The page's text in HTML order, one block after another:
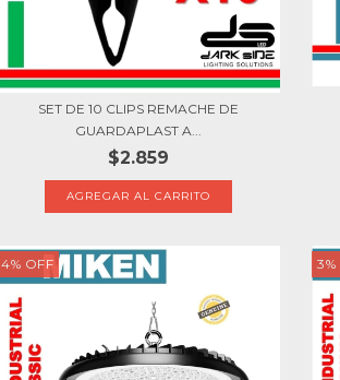
SET DE 10 CLIPS REMACHE DE
GUARDAPLAST A...
$2.859
4% OFF 3%